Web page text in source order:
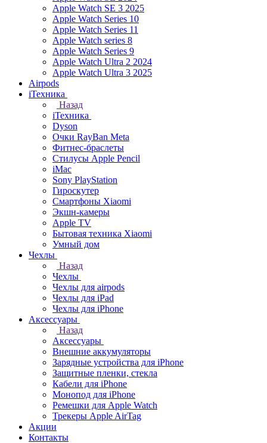
Apple Watch SE 3 2025
Apple Watch Series 10
Apple Watch Series 11
Apple Watch series 8
Apple Watch Series 9
Apple Watch Ultra 2 2024
Apple Watch Ultra 3 2025
Airpods
iТехника
Назад
iТехника
Dyson
Очки RayBan Meta
Фитнес-браслеты
Стилусы Apple Pencil
iMac
Sony PlayStation
Гироскутер
Смартфоны Xiaomi
Экшн-камеры
Apple TV
Бытовая техника Xiaomi
Умный дом
Чехлы
Назад
Чехлы
Чехлы для airpods
Чехлы для iPad
Чехлы для iPhone
Аксессуары
Назад
Аксессуары
Внешние аккумуляторы
Зарядные устройства для iPhone
Защитные пленки, стекла
Кабели для iPhone
Монопод для iPhone
Ремешки для Apple Watch
Трекеры Apple AirTag
Акции
Контакты